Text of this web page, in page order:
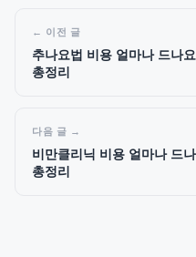
이전 글
추나요법 비용 얼마나 드나
총정리
다음 글
비만클리닉 비용 얼마나 드
총정리